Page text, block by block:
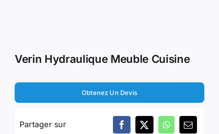
Verin Hydraulique Meuble Cuisine
Obtenez Un Devis
Partager sur